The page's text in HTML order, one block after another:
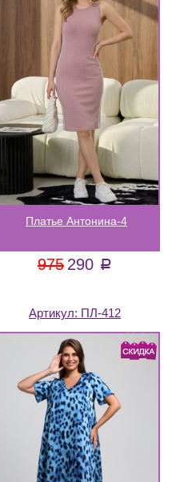
Платье Антонина-4
975 290 a
Артикул: ПЛ-412